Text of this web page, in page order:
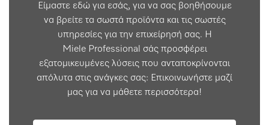
Είμαστε εδώ για εσάς, για να σας βοηθήσουμε
να βρείτε τα σωστά προϊόντα και τις σωστές
υπηρεσίες για την επιχείρησή σας. Η
Miele Professional σάς προσφέρει
εξατομικευμένες λύσεις που ανταποκρίνονται
απόλυτα στις ανάγκες σας: Επικοινωνήστε μαζί
μας για να μάθετε περισσότερα!